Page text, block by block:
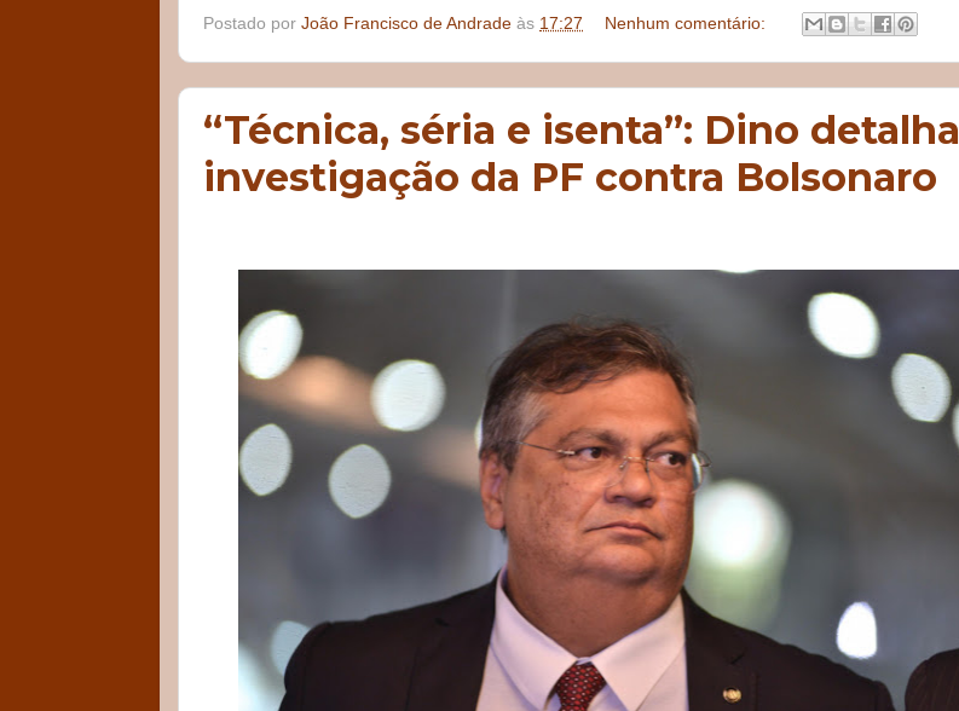
Postado por João Francisco de Andrade às 17:27 Nenhum comentário:
“Técnica, séria e isenta”: Dino detalha
investigação da PF contra Bolsonaro